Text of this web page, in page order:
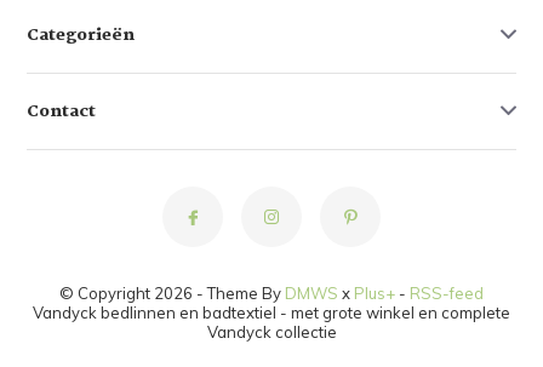
Categorieën
Contact
© Copyright 2026 - Theme By DMWS x Plus+ - RSS-feed
Vandyck bedlinnen en badtextiel - met grote winkel en complete
Vandyck collectie